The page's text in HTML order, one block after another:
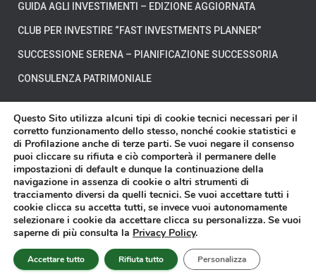
GUIDA AGLI INVESTIMENTI – EDIZIONE AGGIORNATA
CLUB PER INVESTIRE “FAST INVESTMENTS PLANNER”
SUCCESSIONE SERENA – PIANIFICAZIONE SUCCESSORIA
CONSULENZA PATRIMONIALE
CHI SIAMO DOVE SIAMO DICONO DI NOI
DISCLAIMER CONTATTI VIDEO
Affari Miei® è un marchio registrato di proprietà della Affari Miei S.r.l. - P.
IVA 11603570018 - Sede in Torino presso Corso Francesco Ferrucci n.112 -
Copyright © 2014-2025 -Privacy Policy-Cookie Policy
Questo Sito utilizza alcuni tipi di cookie tecnici necessari per il
corretto funzionamento dello stesso, nonché cookie statistici e
di Profilazione anche di terze parti. Se vuoi negare il consenso
puoi cliccare su rifiuta e ciò comporterà il permanere delle
impostazioni di default e dunque la continuazione della
navigazione in assenza di cookie o altri strumenti di
tracciamento diversi da quelli tecnici. Se vuoi accettare tutti i
cookie clicca su accetta tutti, se invece vuoi autonomamente
selezionare i cookie da accettare clicca su personalizza. Se vuoi
saperne di più consulta la Privacy Policy.
Accettare tutto Rifiuta tutto Personalizza